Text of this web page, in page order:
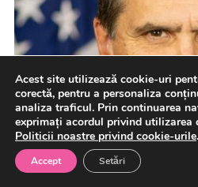
Acest site utilizează cookie-uri
corectă, pentru a personaliza
analiza traficul. Prin continuarea
exprimați acordul privind utilizarea
Politicii noastre privind cookie-urile.
Accept Setări